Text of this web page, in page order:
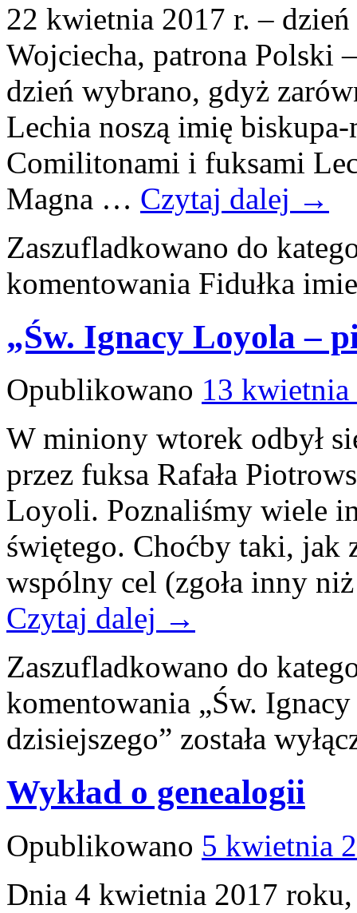
22 kwietnia 2017 r. –
Wojciecha, patrona Polski
dzień wybrano, gdyż
Lechia noszą imię
Comilitonami i fuksami
Magna … Czytaj dalej →
Zaszufladkowano do
komentowania Fidułka
„Św. Ignacy Loyola –
Opublikowano 13 kwietnia
W miniony wtorek odbył
przez fuksa Rafała
Loyoli. Poznaliśmy wiele
świętego. Choćby taki, jak
wspólny cel (zgoła inny
Czytaj dalej →
Zaszufladkowano do
komentowania „Św.
dzisiejszego” została
Wykład o genealogii
Opublikowano 5 kwietnia
Dnia 4 kwietnia 2017